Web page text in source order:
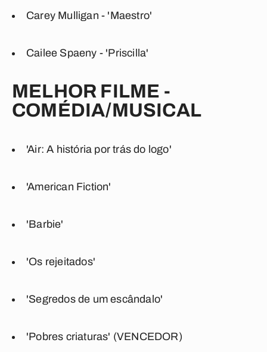
Carey Mulligan - 'Maestro'
Cailee Spaeny - 'Priscilla'
MELHOR FILME -
COMÉDIA/MUSICAL
'Air: A história por trás do logo'
'American Fiction'
'Barbie'
'Os rejeitados'
'Segredos de um escândalo'
'Pobres criaturas' (VENCEDOR)